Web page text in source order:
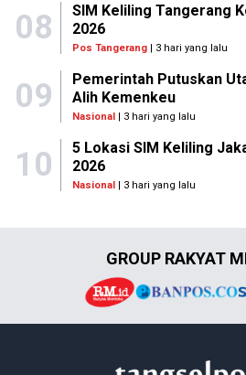
08
SIM Keliling Tangerang
2026
Pos Tangerang| 3 hari yang lalu
09
Pemerintah Putuskan
Alih Kemenkeu
Nasional| 3 hari yang lalu
10
5 Lokasi SIM Keliling
2026
Nasional| 3 hari yang lalu
GROUP RAKYAT